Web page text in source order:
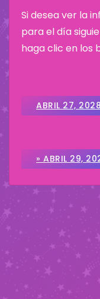
Si desea ver la
para el día
haga clic en los
ABRIL 27,
» ABRIL 29,